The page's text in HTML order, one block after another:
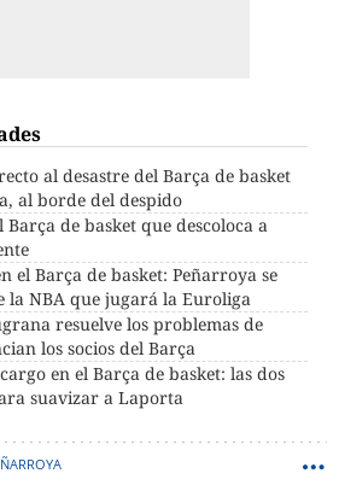
al desastre del Barça de basket
al borde del despido
de basket que descoloca a
el Barça de basket: Peñarroya se
la NBA que jugará la Euroliga
resuelve los problemas de
los socios del Barça
en el Barça de basket: las dos
suavizar a Laporta